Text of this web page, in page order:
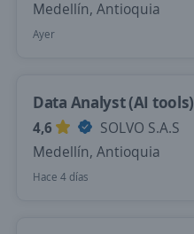
Medellín, Antioquia
Ayer
Data Analyst (AI tools)
4,6
SOLVO S.A.S
Medellín, Antioquia
Hace 4 días